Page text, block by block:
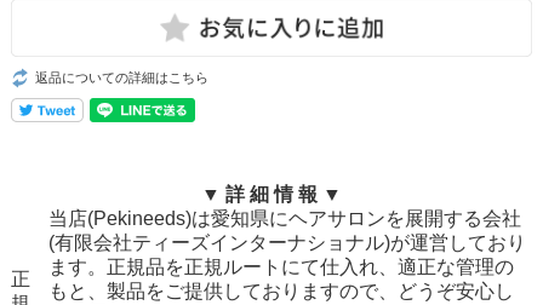
返品についての詳細はこちら
▼ 詳 細 情 報 ▼
正
当店(Pekineeds)は愛知県にヘアサロンを展開する会社
(有限会社ティーズインターナショナル)が運営しており
ます。正規品を正規ルートにて仕入れ、適正な管理の
もと、製品をご提供しておりますので、どうぞ安心し